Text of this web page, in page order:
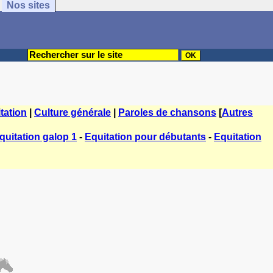
Nos sites
Culture générale Paroles de chansons [Autres
galop 1 - Equitation pour débutants - Equitation